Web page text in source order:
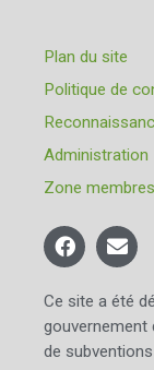
Plan du site
Politique de
Administration
Zone
Ce site a été
gouvernement
de